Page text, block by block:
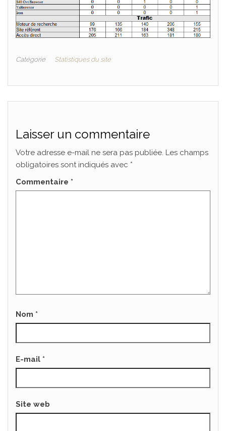
Catégorie Statistiques du site
Laisser un commentaire
Votre adresse e-mail ne sera pas publiée. Les champs
obligatoires sont indiqués avec *
Commentaire *
Nom *
E-mail *
Site web